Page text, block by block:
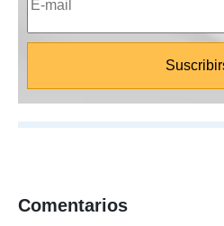
Comentarios